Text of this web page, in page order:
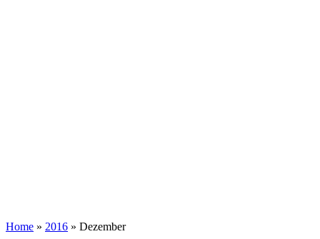
Home » 2016 » Dezember